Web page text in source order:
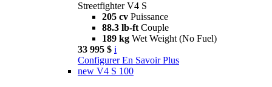
Streetfighter V4 S
205 cv Puissance
88.3 lb-ft Couple
189 kg Wet Weight (No Fuel)
33 995 $ i
Configurer En Savoir Plus
new V4 S 100